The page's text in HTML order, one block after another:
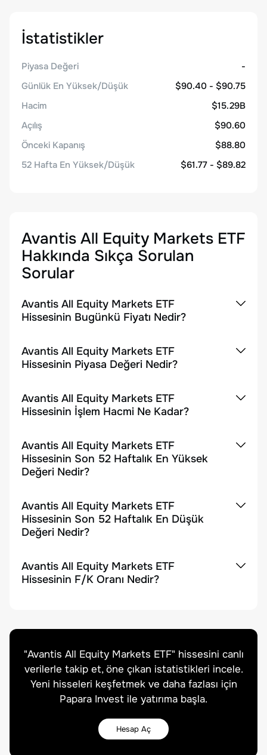
İstatistikler
Piyasa Değeri
-
Günlük En Yüksek/Düşük
$90.40 - $90.75
Hacim
$15.29B
Açılış
$90.60
Önceki Kapanış
$88.80
52 Hafta En Yüksek/Düşük
$61.77 - $89.82
Avantis All Equity Markets ETF
Hakkında Sıkça Sorulan
Sorular
Avantis All Equity Markets ETF
Hissesinin Bugünkü Fiyatı Nedir?
Avantis All Equity Markets ETF
Hissesinin Piyasa Değeri Nedir?
Avantis All Equity Markets ETF
Hissesinin İşlem Hacmi Ne Kadar?
Avantis All Equity Markets ETF
Hissesinin Son 52 Haftalık En Yüksek
Değeri Nedir?
Avantis All Equity Markets ETF
Hissesinin Son 52 Haftalık En Düşük
Değeri Nedir?
Avantis All Equity Markets ETF
Hissesinin F/K Oranı Nedir?
"Avantis All Equity Markets ETF" hissesini canlı
verilerle takip et, öne çıkan istatistikleri incele.
Yeni hisseleri keşfetmek ve daha fazlası için
Papara Invest ile yatırıma başla.
Hesap Aç